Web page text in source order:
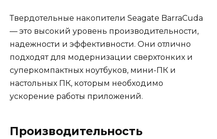
Твердотельные накопители Seagate BarraCuda
— это высокий уровень производительности,
надежности и эффективности. Они отлично
подходят для модернизации сверхтонких и
суперкомпактных ноутбуков, мини-ПК и
настольных ПК, которым необходимо
ускорение работы приложений.
Производительность